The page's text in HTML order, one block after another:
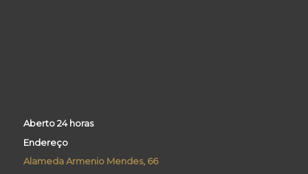
Aberto 24 horas
Endereço
Alameda Armenio Mendes, 66